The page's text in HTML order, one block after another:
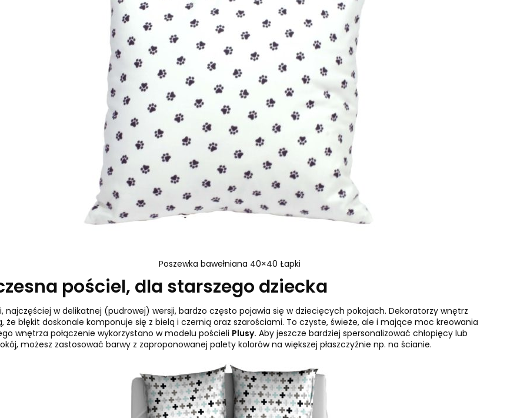
Poszewka bawełniana 40×40 Łapki
pościel, dla starszego dziecka
najczęściej w delikatnej (pudrowej) wersji, bardzo często pojawia się w dziecięcych pokojach. Dekoratorzy wnętrz
że błękit doskonale komponuje się z bielą i czernią oraz szarościami. To czyste, świeże, ale i mające moc kreowania
wnętrza połączenie wykorzystano w modelu pościeli Plusy. Aby jeszcze bardziej spersonalizować chłopięcy lub
możesz zastosować barwy z zaproponowanej palety kolorów na większej płaszczyźnie np. na ścianie.